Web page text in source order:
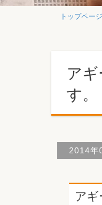
トップページ
ア
す。
2014年
ア